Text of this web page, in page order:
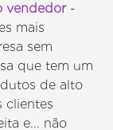
vendedor-
mais
sem
que tem um
de alto
clientes
e... não